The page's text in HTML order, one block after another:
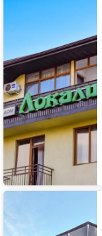
Гостевой
ART